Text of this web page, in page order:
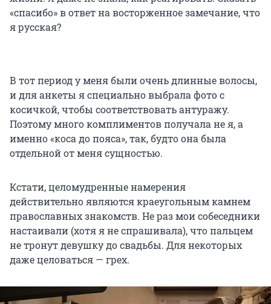
«спасибо» в ответ на восторженное замечание, что
я русская?
В тот период у меня были очень длинные волосы,
и для анкеты я специально выбрала фото с
косичкой, чтобы соответствовать антуражу.
Поэтому много комплиментов получала не я, а
именно «коса до пояса», так, будто она была
отдельной от меня сущностью.
Кстати, целомудренные намерения
действительно являются краеугольным камнем
православных знакомств. Не раз мои собеседники
настаивали (хотя я не спрашивала), что пальцем
не тронут девушку до свадьбы. Для некоторых
даже целоваться — грех.